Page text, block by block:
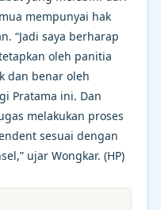
mempunyai hak
“Jadi saya berharap
oleh panitia
dan benar oleh
Pratama ini. Dan
melakukan proses
sesuai dengan
ujar Wongkar. (HP)